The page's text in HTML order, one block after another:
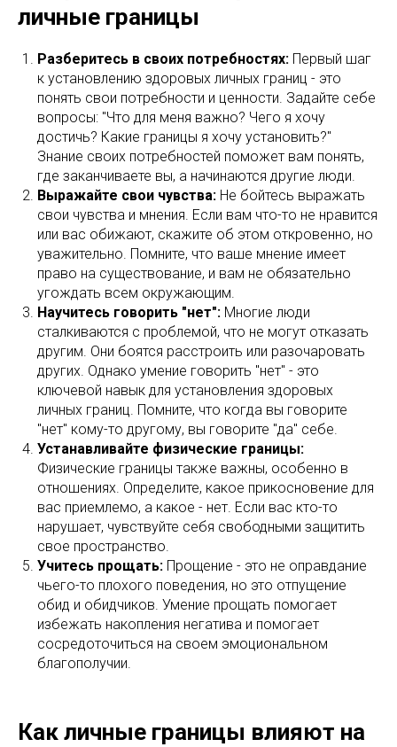
личные границы
Разберитесь в своих потребностях: Первый шаг
к установлению здоровых личных границ - это
понять свои потребности и ценности. Задайте себе
вопросы: "Что для меня важно? Чего я хочу
достичь? Какие границы я хочу установить?"
Знание своих потребностей поможет вам понять,
где заканчиваете вы, а начинаются другие люди.
Выражайте свои чувства: Не бойтесь выражать
свои чувства и мнения. Если вам что-то не нравится
или вас обижают, скажите об этом откровенно, но
уважительно. Помните, что ваше мнение имеет
право на существование, и вам не обязательно
угождать всем окружающим.
Научитесь говорить "нет": Многие люди
сталкиваются с проблемой, что не могут отказать
другим. Они боятся расстроить или разочаровать
других. Однако умение говорить "нет" - это
ключевой навык для установления здоровых
личных границ. Помните, что когда вы говорите
"нет" кому-то другому, вы говорите "да" себе.
Устанавливайте физические границы:
Физические границы также важны, особенно в
отношениях. Определите, какое прикосновение для
вас приемлемо, а какое - нет. Если вас кто-то
нарушает, чувствуйте себя свободными защитить
свое пространство.
Учитесь прощать: Прощение - это не оправдание
чьего-то плохого поведения, но это отпущение
обид и обидчиков. Умение прощать помогает
избежать накопления негатива и помогает
сосредоточиться на своем эмоциональном
благополучии.
Как личные границы влияют на